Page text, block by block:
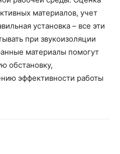
материалов, учет
установка – все эти
при звукоизоляции
материалы помогут
обстановку,
эффективности работы